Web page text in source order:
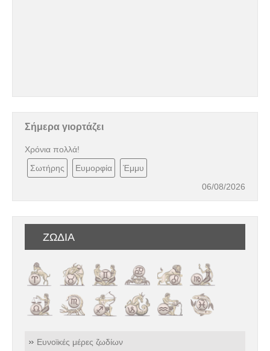
Σήμερα γιορτάζει
Χρόνια πολλά!
Σωτήρης
Ευμορφία
Έμμυ
06/08/2026
ΖΩΔΙΑ
Ευνοϊκές μέρες ζωδίων